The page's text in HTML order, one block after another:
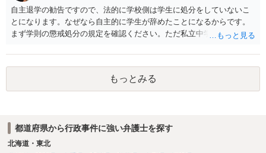
自主退学の勧告ですので、法的に学校側は学生に処分をしていないこ
とになります。なぜなら自主的に学生が辞めたことになるからです。
まず学則の懲戒処分の規定を確認ください。ただ私立中学ですので裁
なるかと思います。その中で、懲戒処分として退学処分を上記事情か
ら出すかどうかです。ご参考にしてください。子供の権利委員会は各
弁護士会にありますので相談するのも良いかと思います。
もっとみる
都道府県から行政事件に強い弁護士を探す
北海道・東北